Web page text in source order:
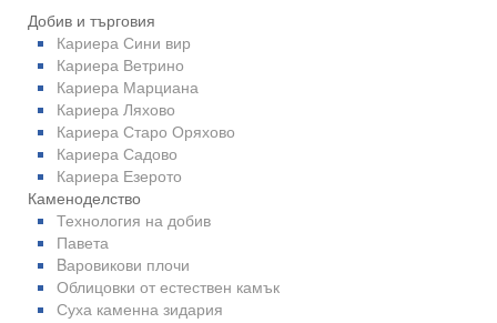
Добив и търговия
Кариера Сини вир
Кариера Ветрино
Кариера Марциана
Кариера Ляхово
Кариера Старо Оряхово
Кариера Садово
Кариера Езерото
Каменоделство
Технология на добив
Павета
Bаровикови плочи
Облицовки от естествен камък
Суха каменна зидария